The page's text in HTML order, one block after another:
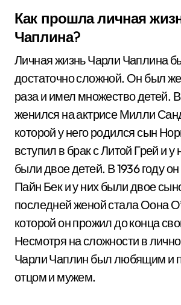
Как прошла личная
Чаплина?
Личная жизнь Чарли Чаплина
достаточно сложной. Он был
раза и имел множество детей. В
женился на актрисе Милли
которой у него родился сын
вступил в брак с Литой Грей и у
были двое детей. В 1936 году
Пайн Бек и у них были двое
последней женой стала Оона
которой он прожил до конца
Несмотря на сложности в
Чарли Чаплин был любящим и
отцом и мужем.